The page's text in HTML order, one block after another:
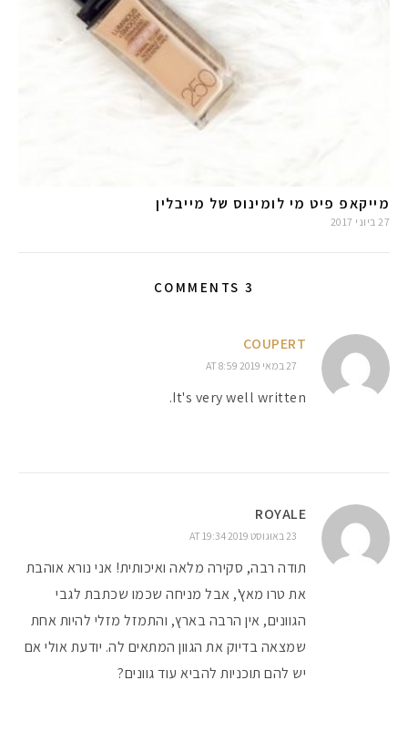
מייקאפ פיט מי לומינוס של מייבלין
27 ביוני 2017
3 COMMENTS
COUPERT
27 במאי 2019 AT 8:59
It's very well written.
ROYALE
23 באוגוסט 2019 AT 19:34
תודה רבה, סקירה מלאה ואיכותית! אני נורא אוהבת
את טרו מאץ', אבל מניחה שכמו שכתבת לגבי
הגוונים, אין הרבה בארץ, והתמזל מזלי להיות אחת
שמצאה בדיוק את הגוון המתאים לה. יודעת אולי אם
יש להם תוכניות להביא עוד גוונים?